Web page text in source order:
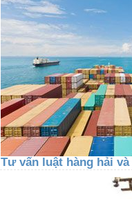
Tư vấn luật hàng hải